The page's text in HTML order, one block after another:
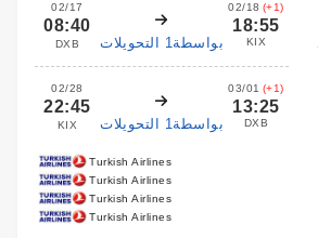
02/17
08:40
DXB بواسطة1 التحويلات
02/18 (+1)
18:55
KIX
02/28
22:45
KIX بواسطة1 التحويلات
03/01 (+1)
13:25
DXB
Turkish Airlines
Turkish Airlines
Turkish Airlines
Turkish Airlines